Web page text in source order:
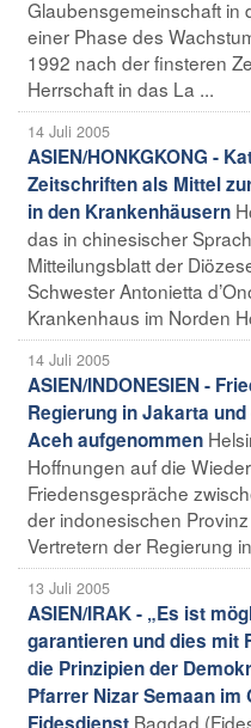
Glaubensgemeinschaft in
einer Phase des
1992 nach der finsteren
Herrschaft in das La ...
14 Juli 2005
ASIEN/HONKGKONG -
Zeitschriften als Mittel
in den Krankenhäusern
das in chinesischer
Mitteilungsblatt der
Schwester Antonietta
Krankenhaus im Norden
14 Juli 2005
ASIEN/INDONESIEN -
Regierung in Jakarta
Aceh aufgenommen
Hoffnungen auf die
Friedensgespräche
der indonesischen
Vertretern der Regierung
13 Juli 2005
ASIEN/IRAK - „Es ist
garantieren und dies mit
die Prinzipien der
Pfarrer Nizar Semaan im
Bagdad